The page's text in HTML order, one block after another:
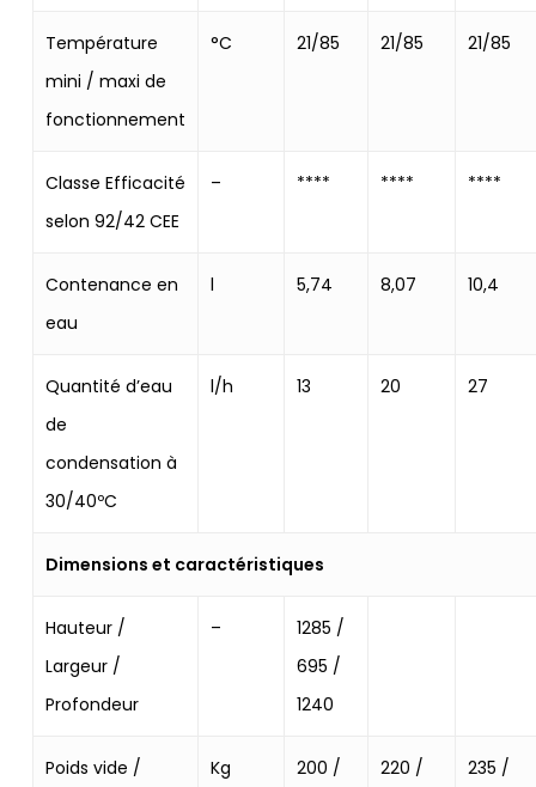
Température
mini / maxi de
fonctionnement
°C 21/85 21/85 21/85
Classe Efficacité
selon 92/42 CEE
– **** **** ****
Contenance en
eau
l 5,74 8,07 10,4
Quantité d’eau
de
condensation à
30/40ºC
l/h 13 20 27
Dimensions et caractéristiques
Hauteur /
Largeur /
Profondeur
–
1285 /
695 /
1240
Poids vide /
Kg
200 /
220 /
235 /